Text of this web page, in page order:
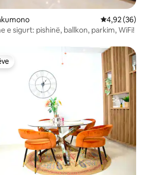
Vlerësimi
4,92 (36)
e sigurt: pishinë, ballkon, parkim, WiFi!